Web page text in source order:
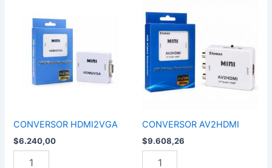
CONVERSOR HDMI2VGA
$6.240,00
cantidad
CONVERSOR AV2HDMI
$9.608,26
AV2HDMI
cantidad